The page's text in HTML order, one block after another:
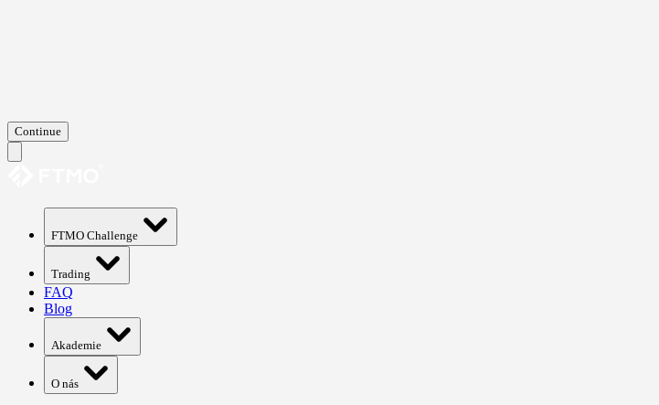
Continue
FTMO Challenge
Trading
FAQ
Blog
Akademie
O nás